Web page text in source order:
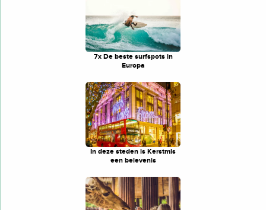
7x De beste surfspots in
Europa
In deze steden is Kerstmis
een belevenis